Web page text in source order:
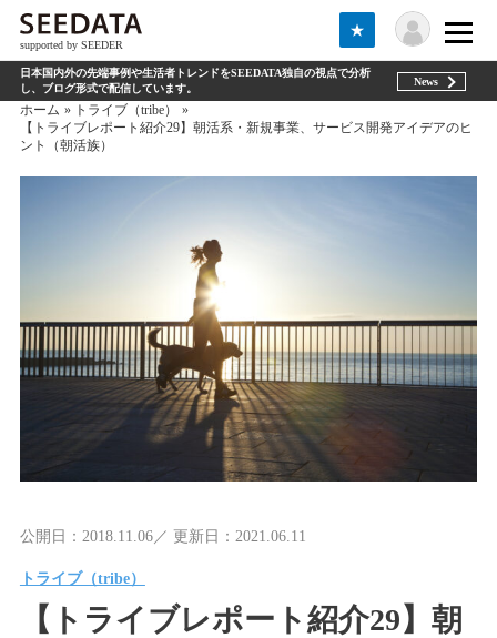
supported by SEEDER
★
日本国内外の先端事例や生活者トレンドをSEEDATA独自の視点で分析
し、ブログ形式で配信しています。
News
ホーム
トライブ（tribe）
【トライブレポート紹介29】朝活系・新規事業、サービス開発アイデアのヒ
ント（朝活族）
公開日：2018.11.06／ 更新日：2021.06.11
トライブ（tribe）
【トライブレポート紹介29】朝